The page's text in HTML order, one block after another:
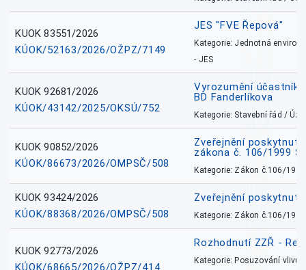
KUOK 83551/2026
KÚOK/52163/2026/OŽPZ/7149
JES "FVE Řepová"
Kategorie: Jednotná
- JES
KUOK 92681/2026
KÚOK/43142/2025/OKSÚ/752
Vyrozumění
BD Fanderlíkova
Kategorie: Stavební řád /
KUOK 90852/2026
KÚOK/86673/2026/OMPSČ/508
Zveřejnění
zákona č. 106/1999
Kategorie: Zákon č.106/1999
KUOK 93424/2026
KÚOK/88368/2026/OMPSČ/508
Zveřejnění
Kategorie: Zákon č.106/1999
KUOK 92773/2026
KÚOK/68665/2026/OŽPZ/414
Rozhodnutí ZZŘ -
Kategorie: Posuzování vlivů